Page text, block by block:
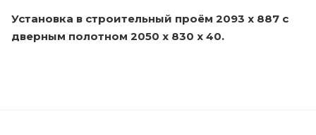
Установка в строительный проём 2093 х 887 с
дверным полотном 2050 х 830 х 40.